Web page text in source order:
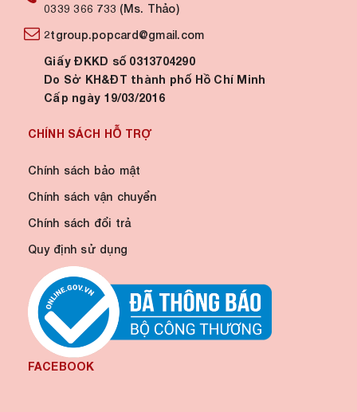
0339 366 733 (Ms. Thảo)
2tgroup.popcard@gmail.com
Giấy ĐKKD số 0313704290
Do Sở KH&ĐT thành phố Hồ Chí Minh
Cấp ngày 19/03/2016
CHÍNH SÁCH HỖ TRỢ
Chính sách bảo mật
Chính sách vận chuyển
Chính sách đổi trả
Quy định sử dụng
FACEBOOK